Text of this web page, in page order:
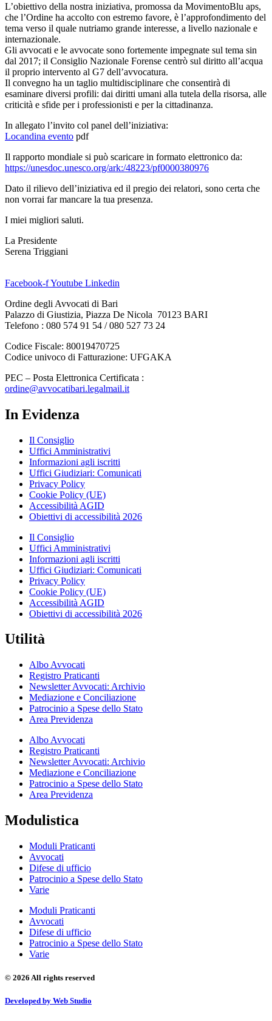
L’obiettivo della nostra iniziativa, promossa da MovimentoBlu aps,
che l’Ordine ha accolto con estremo favore, è l’approfondimento del
tema verso il quale nutriamo grande interesse, a livello nazionale e
internazionale.
Gli avvocati e le avvocate sono fortemente impegnate sul tema sin
dal 2017; il Consiglio Nazionale Forense centrò sul diritto all’acqua
il proprio intervento al G7 dell’avvocatura.
Il convegno ha un taglio multidisciplinare che consentirà di
esaminare diversi profili: dai diritti umani alla tutela della risorsa, alle
criticità e sfide per i professionisti e per la cittadinanza.
In allegato l’invito col panel dell’iniziativa:
Locandina evento pdf
Il rapporto mondiale si può scaricare in formato elettronico da:
https://unesdoc.unesco.org/ark:/48223/pf0000380976
Dato il rilievo dell’iniziativa ed il pregio dei relatori, sono certa che
non vorrai far mancare la tua presenza.
I miei migliori saluti.
La Presidente
Serena Triggiani
Facebook-fYoutube Linkedin
Ordine degli Avvocati di Bari
Palazzo di Giustizia, Piazza De Nicola 70123 BARI
Telefono : 080 574 91 54 / 080 527 73 24
Codice Fiscale: 80019470725
Codice univoco di Fatturazione: UFGAKA
PEC – Posta Elettronica Certificata :
ordine@avvocatibari.legalmail.it
In Evidenza
Il Consiglio
Uffici Amministrativi
Informazioni agli iscritti
Uffici Giudiziari: Comunicati
Privacy Policy
Cookie Policy (UE)
Accessibilità AGID
Obiettivi di accessibilità 2026
Il Consiglio
Uffici Amministrativi
Informazioni agli iscritti
Uffici Giudiziari: Comunicati
Privacy Policy
Cookie Policy (UE)
Accessibilità AGID
Obiettivi di accessibilità 2026
Utilità
Albo Avvocati
Registro Praticanti
Newsletter Avvocati: Archivio
Mediazione e Conciliazione
Patrocinio a Spese dello Stato
Area Previdenza
Albo Avvocati
Registro Praticanti
Newsletter Avvocati: Archivio
Mediazione e Conciliazione
Patrocinio a Spese dello Stato
Area Previdenza
Modulistica
Moduli Praticanti
Avvocati
Difese di ufficio
Patrocinio a Spese dello Stato
Varie
Moduli Praticanti
Avvocati
Difese di ufficio
Patrocinio a Spese dello Stato
Varie
© 2026 All rights reserved
Developed by Web Studio